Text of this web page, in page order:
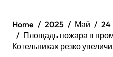
Home 2025 Май
24
Площадь пожара в
Котельниках резко